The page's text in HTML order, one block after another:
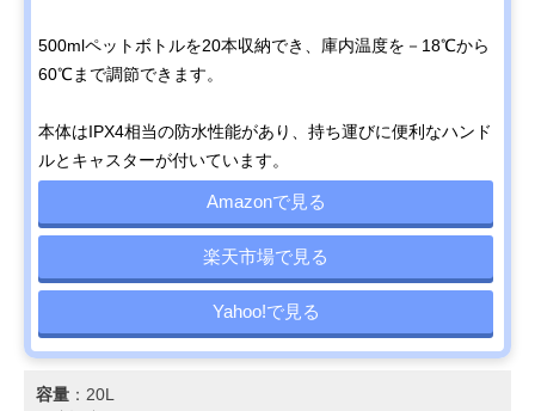
500mlペットボトルを20本収納でき、庫内温度を－18℃から
60℃まで調節できます。
本体はIPX4相当の防水性能があり、持ち運びに便利なハンド
ルとキャスターが付いています。
Amazonで見る
楽天市場で見る
Yahoo!で見る
容量 ：20L